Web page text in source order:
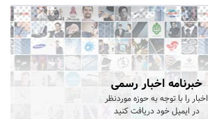
خبرنامه اخبار رسمی
اخبار را با توجه به حوزه موردنظر
در ایمیل خود دریافت کنید